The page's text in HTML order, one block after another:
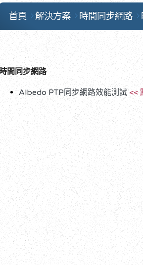
首頁 解決方案 時間同步網路
時間同步網路
Albedo PTP同步網路效能測試 <<